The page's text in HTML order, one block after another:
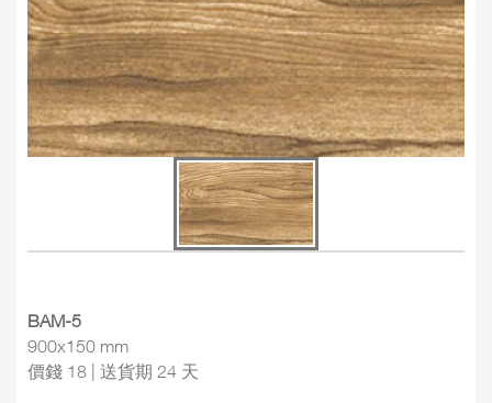
BAM-5
900x150 mm
價錢 18 | 送貨期 24 天